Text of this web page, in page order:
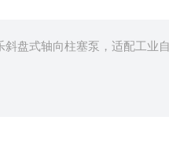
盘式轴向柱塞泵，适配工业